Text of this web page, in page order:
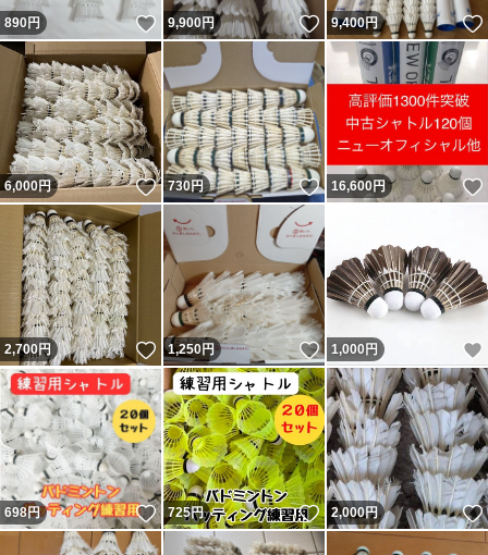
890円 いいね！
9,900円 いいね！
9,400円
6,000円 いいね！
730円 いいね！
16,600円
2,700円 いいね！
1,250円 いいね！
1,000 円
698円 いいね！
725円 いいね！
2,000円